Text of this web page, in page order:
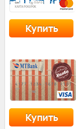
Купить
Купить